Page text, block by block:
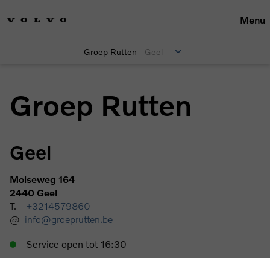
Menu
Groep Rutten Geel
Groep Rutten
Geel
Molseweg 164
2440 Geel
T.
+3214579860
@ info@groeprutten.be
Service open tot 16:30